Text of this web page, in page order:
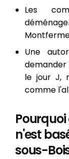
Les
Une
demander
le jour J,
comme
n'est
sous-